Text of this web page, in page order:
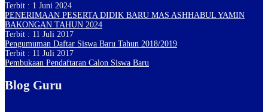
Terbit : 1 Juni 2024
PENERIMAAN PESERTA DIDIK BARU MAS ASHHABUL YAMIN
BAKONGAN TAHUN 2024
Terbit : 11 Juli 2017
Pengumuman Daftar Siswa Baru Tahun 2018/2019
Terbit : 11 Juli 2017
Pembukaan Pendaftaran Calon Siswa Baru
Blog Guru